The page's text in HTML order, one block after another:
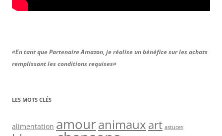
«En tant que Partenaire Amazon, je réalise un bénéfice sur les achats
remplissant les conditions requises»
LES MOTS CLÉS
alimentation amouranimaux art astuces